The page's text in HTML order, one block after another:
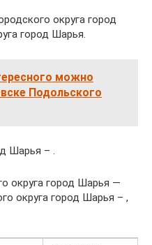
округа город
город Шарья.
можно
Подольского
Шарья – .
округа город Шарья —
округа город Шарья – ,